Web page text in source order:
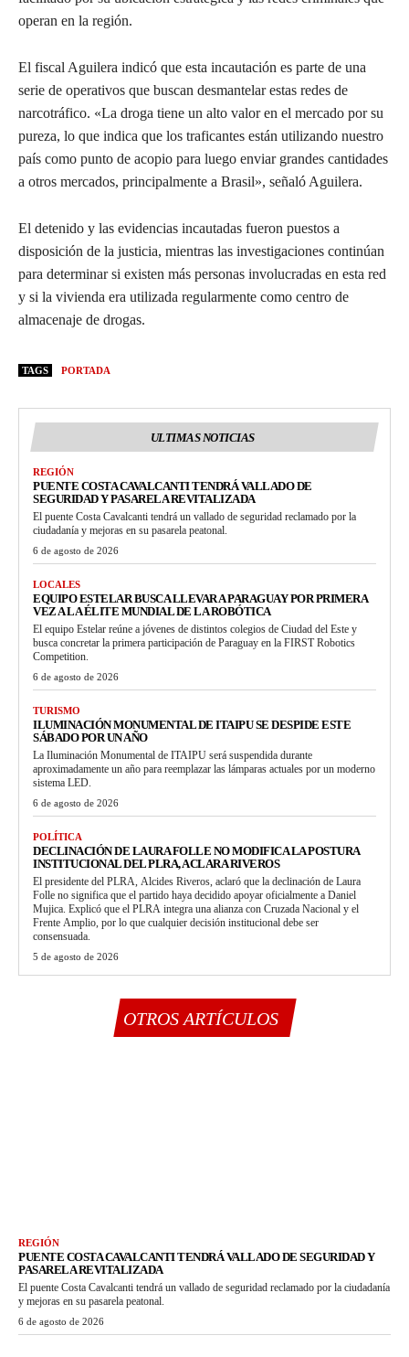
operan en la región.
El fiscal Aguilera indicó que esta incautación es parte de una
serie de operativos que buscan desmantelar estas redes de
narcotráfico. «La droga tiene un alto valor en el mercado por su
pureza, lo que indica que los traficantes están utilizando nuestro
país como punto de acopio para luego enviar grandes cantidades
a otros mercados, principalmente a Brasil», señaló Aguilera.
El detenido y las evidencias incautadas fueron puestos a
disposición de la justicia, mientras las investigaciones continúan
para determinar si existen más personas involucradas en esta red
y si la vivienda era utilizada regularmente como centro de
almacenaje de drogas.
TAGS PORTADA
ULTIMAS NOTICIAS
REGIÓN
PUENTE COSTA CAVALCANTI TENDRÁ VALLADO DE
SEGURIDAD Y PASARELA REVITALIZADA
El puente Costa Cavalcanti tendrá un vallado de seguridad reclamado por la
ciudadanía y mejoras en su pasarela peatonal.
6 de agosto de 2026
LOCALES
EQUIPO ESTELAR BUSCA LLEVAR A PARAGUAY POR PRIMERA
VEZ A LA ÉLITE MUNDIAL DE LA ROBÓTICA
El equipo Estelar reúne a jóvenes de distintos colegios de Ciudad del Este y
busca concretar la primera participación de Paraguay en la FIRST Robotics
Competition.
6 de agosto de 2026
TURISMO
ILUMINACIÓN MONUMENTAL DE ITAIPU SE DESPIDE ESTE
SÁBADO POR UN AÑO
La Iluminación Monumental de ITAIPU será suspendida durante
aproximadamente un año para reemplazar las lámparas actuales por un moderno
sistema LED.
6 de agosto de 2026
POLÍTICA
DECLINACIÓN DE LAURA FOLLE NO MODIFICA LA POSTURA
INSTITUCIONAL DEL PLRA, ACLARA RIVEROS
El presidente del PLRA, Alcides Riveros, aclaró que la declinación de Laura
Folle no significa que el partido haya decidido apoyar oficialmente a Daniel
Mujica. Explicó que el PLRA integra una alianza con Cruzada Nacional y el
Frente Amplio, por lo que cualquier decisión institucional debe ser
consensuada.
5 de agosto de 2026
OTROS ARTÍCULOS
REGIÓN
PUENTE COSTA CAVALCANTI TENDRÁ VALLADO DE SEGURIDAD Y
PASARELA REVITALIZADA
El puente Costa Cavalcanti tendrá un vallado de seguridad reclamado por la ciudadanía
y mejoras en su pasarela peatonal.
6 de agosto de 2026